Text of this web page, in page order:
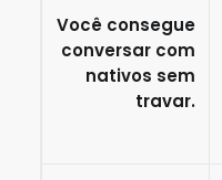
Você consegue
conversar com
nativos sem
travar.